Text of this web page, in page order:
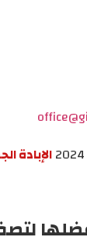
الإبادة